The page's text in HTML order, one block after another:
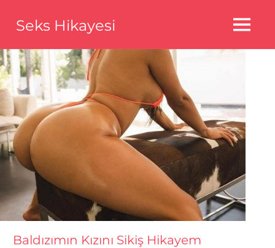
Seks Hikayesi
Hikayeleri,Bedava
Seks
Hikayeleri,Aldatma
Seks
Hikayeleri
MENU
Baldızımın Kızını Sikiş Hikayem